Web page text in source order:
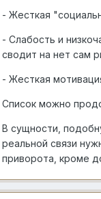
- Жесткая
- Слабость и
сводит на нет сам
- Жесткая
Список можно
В сущности,
реальной связи
приворота, кроме